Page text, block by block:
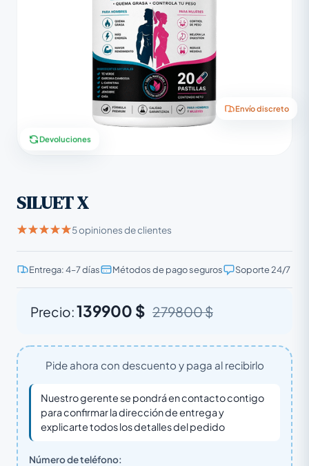
Envío discreto
Devoluciones
SILUET X
5 opiniones de clientes
Entrega: 4–7 días Métodos de pago seguros Soporte 24/7
Precio:139900 $ 279800 $
Pide ahora con descuento y paga al recibirlo
Nuestro gerente se pondrá en contacto contigo
para confirmar la dirección de entrega y
explicarte todos los detalles del pedido
Número de teléfono: